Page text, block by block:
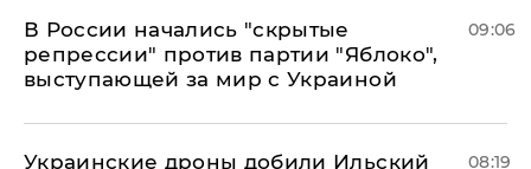
В России начались "скрытые
репрессии" против партии "Яблоко",
выступающей за мир с Украиной
09:06
Украинские дроны добили Ильский
08:19